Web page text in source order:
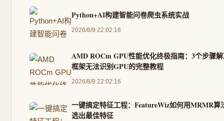
Python+AI构建智能问卷爬虫系统实战
2026/8/9 22:02:16
AMD ROCm GPU性能优化终极指南：3个步骤
框架无法识别GPU的完整教程
2026/8/9 22:02:16
一键搞定特征工程：FeatureWiz如何用MRMR算
选出最佳特征